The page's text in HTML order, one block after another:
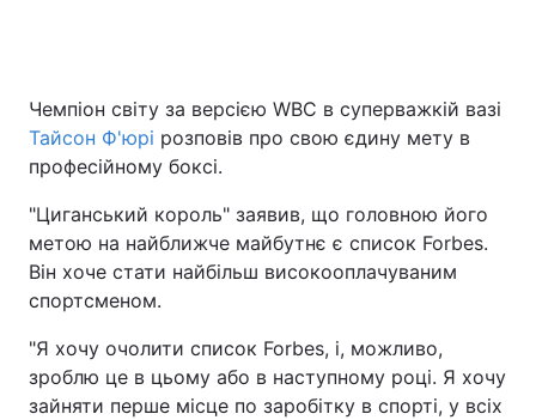
Чемпіон світу за версією WBC в суперважкій вазі
Тайсон Ф'юрі розповів про свою єдину мету в
професійному боксі.
"Циганський король" заявив, що головною його
метою на найближче майбутнє є список Forbes.
Він хоче стати найбільш високооплачуваним
спортсменом.
"Я хочу очолити список Forbes, і, можливо,
зроблю це в цьому або в наступному році. Я хочу
зайняти перше місце по заробітку в спорті, у всіх